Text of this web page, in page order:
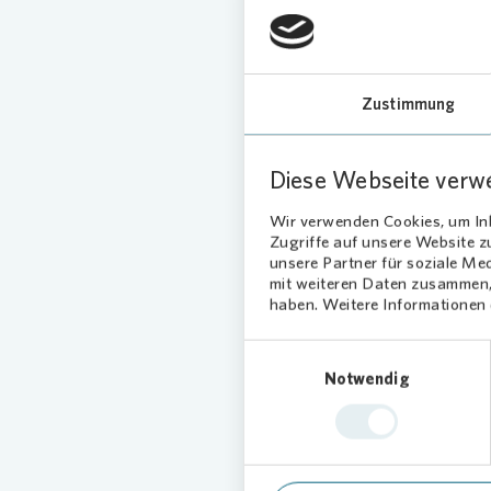
Zustimmung
Diese Webseite
Wir verwenden Cookies, um
Zugriffe auf unsere Website
unsere Partner für soziale
mit weiteren Daten
haben. Weitere Informationen
Notwendig
aus
Auch
auch